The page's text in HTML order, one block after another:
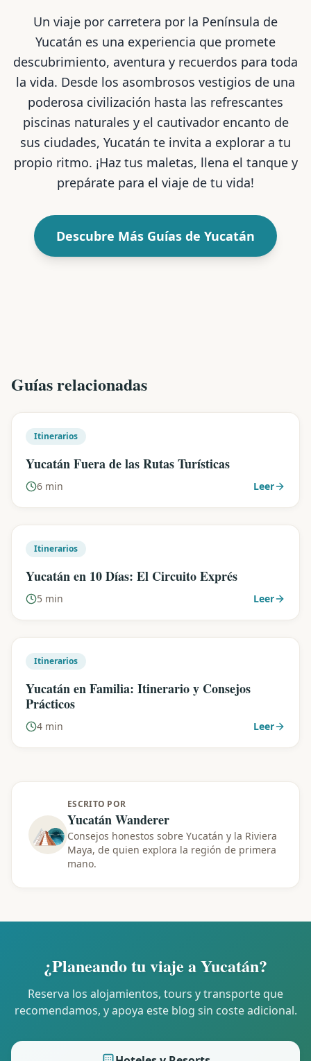
Un viaje por carretera por la Península de
Yucatán es una experiencia que promete
descubrimiento, aventura y recuerdos para toda
la vida. Desde los asombrosos vestigios de una
poderosa civilización hasta las refrescantes
piscinas naturales y el cautivador encanto de
sus ciudades, Yucatán te invita a explorar a tu
propio ritmo. ¡Haz tus maletas, llena el tanque y
prepárate para el viaje de tu vida!
Descubre Más Guías de Yucatán
Guías relacionadas
Itinerarios
Yucatán Fuera de las Rutas Turísticas
6 min Leer
Itinerarios
Yucatán en 10 Días: El Circuito Exprés
5 min Leer
Itinerarios
Yucatán en Familia: Itinerario y Consejos
Prácticos
4 min Leer
ESCRITO POR
Yucatán Wanderer
Consejos honestos sobre Yucatán y la Riviera
Maya, de quien explora la región de primera
mano.
¿Planeando tu viaje a Yucatán?
Reserva los alojamientos, tours y transporte que
recomendamos, y apoya este blog sin coste adicional.